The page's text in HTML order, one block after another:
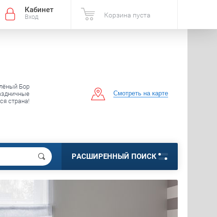
Кабинет
Вход Корзина пуста
Бор
страна!
Смотреть на карте
РАСШИРЕННЫЙ ПОИСК